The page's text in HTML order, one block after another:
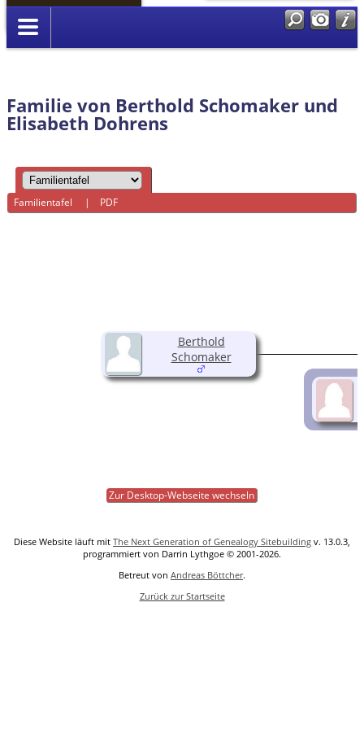
Anmelden
Familie von Berthold Schomaker und
Elisabeth Dohrens
Familientafel | PDF
Berthold
Schomaker
Zur Desktop-Webseite wechseln
Diese Website läuft mit The Next Generation of Genealogy Sitebuilding v. 13.0.3,
programmiert von Darrin Lythgoe © 2001-2026.
Betreut von Andreas Böttcher.
Zurück zur Startseite